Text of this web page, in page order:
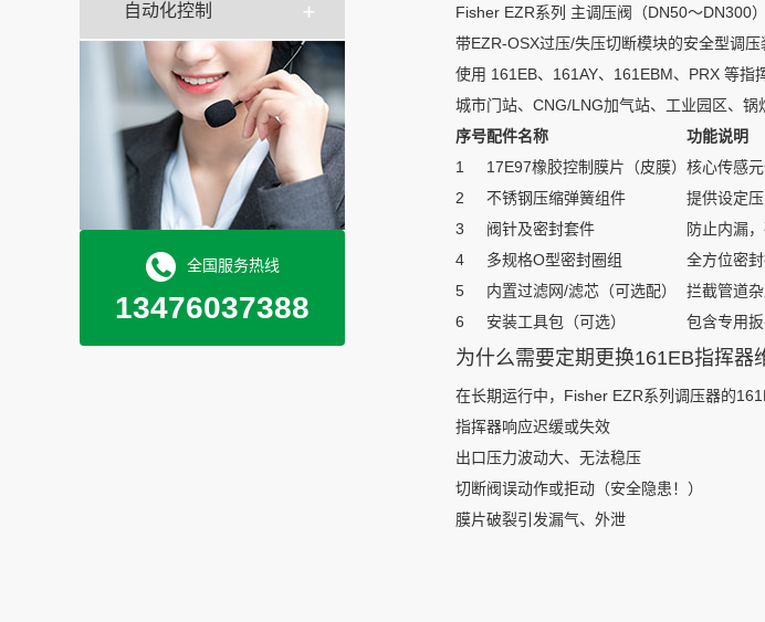
自动化控制
全国服务热线
13476037388
Fisher EZR系列 主调压阀（DN50～DN300）
带EZR-OSX过压/失压切断模块的安全型调压
使用 161EB、161AY、161EBM、PRX 等指
城市门站、CNG/LNG加气站、工业园区、锅
序号配件名称
功能说明
1
17E97橡胶控制膜片（皮膜） 核心传感
2
不锈钢压缩弹簧组件
提供设定
3
阀针及密封套件
防止内漏
4
多规格O型密封圈组
全方位密
5
内置过滤网/滤芯（可选配）
拦截管道
6
安装工具包（可选） 包含专用
为什么需要定期更换161EB指挥器
在长期运行中，Fisher EZR系列调压器的
指挥器响应迟缓或失效
出口压力波动大、无法稳压
切断阀误动作或拒动（安全隐患！）
膜片破裂引发漏气、外泄